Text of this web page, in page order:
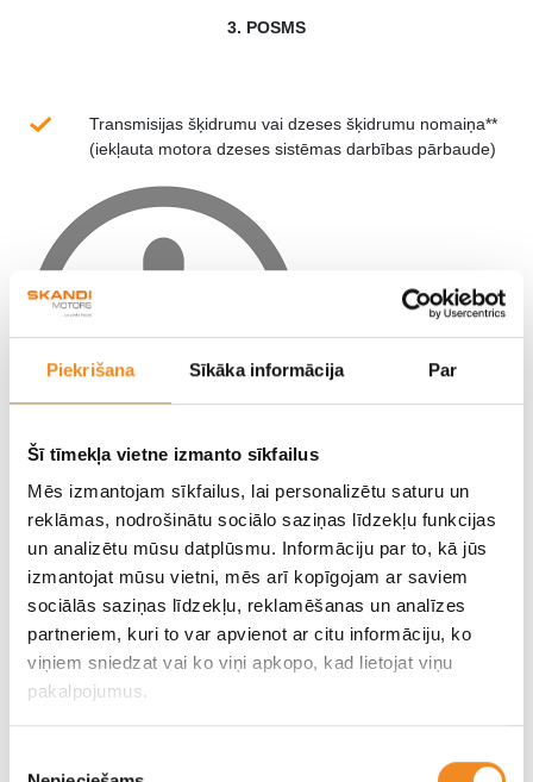
Piekrišana Sīkāka informācija Par
Šī tīmekļa vietne izmanto sīkfailus
Mēs izmantojam sīkfailus, lai personalizētu saturu un
reklāmas, nodrošinātu sociālo saziņas līdzekļu funkcijas
un analizētu mūsu datplūsmu. Informāciju par to, kā jūs
izmantojat mūsu vietni, mēs arī kopīgojam ar saviem
sociālās saziņas līdzekļu, reklamēšanas un analīzes
partneriem, kuri to var apvienot ar citu informāciju, ko
viņiem sniedzat vai ko viņi apkopo, kad lietojat viņu
pakalpojumus.
3. POSMS
Transmisijas šķidrumu vai dzeses šķidrumu nomaiņa**
(iekļauta motora dzeses sistēmas darbības pārbaude)
Piezīmes: Ja apkopju reglamentos ir paredzētas citas
automašīnas sistēmu apkopes vai nepieciešama detaļu
nomaiņa, tās veicamas papildus iepriekšminētajiem posmiem.
Pēc visu nepieciešamo posmu izpildes, apkope
tiks fiksēta Hyundai, Nissan ražotāju uzskaites
sistēmās.